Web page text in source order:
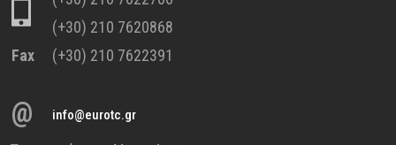
(+30) 210 7620868
Fax
(+30) 210 7622391
@ info@eurotc.gr